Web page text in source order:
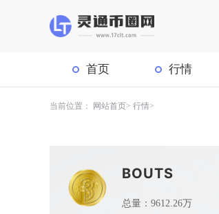
首页 行情
当前位置： 网站首页 行情
BOUTS
总量：9612.26万